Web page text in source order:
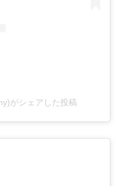
がシェアした投稿